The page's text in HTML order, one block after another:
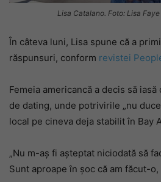
Lisa Catalano. Foto: Lisa Faye
În câteva luni, Lisa spune că a
răspunsuri, conform revistei
Femeia americancă a decis să
de dating, unde potrivirile „nu
local pe cineva deja stabilit în Bay
„Nu m-aș fi așteptat niciodată să
Sunt aproape în șoc că am făcut-